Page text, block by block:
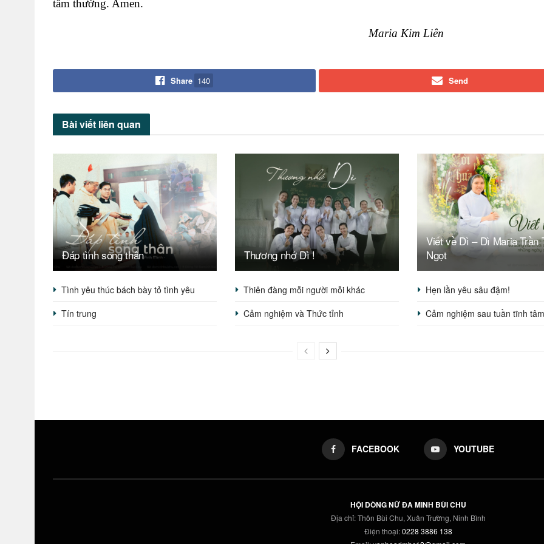
tầm thường. Amen.
Maria Kim Liên
Share 140 Send
Bài viết liên quan
Đáp tình song thân Thương nhớ Dì !
Viết về Dì – Dì Maria Trần
Ngọt
Tình yêu thúc bách bày tỏ tình yêu Thiên đàng mỗi người mỗi khác
Hẹn lần yêu sâu đậm!
Tín trung
Cảm nghiệm và Thức tỉnh Cảm nghiệm sau tuần tĩnh tâm
FACEBOOK YOUTUBE
HỘI DÒNG NỮ ĐA MINH BÙI CHU
Địa chỉ: Thôn Bùi Chu, Xuân Trường, Ninh Bình
Điện thoại:0228 3886 138